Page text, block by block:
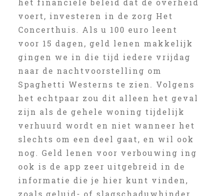
het financiële beleid dat de overheid
voert, investeren in de zorg Het
Concerthuis. Als u 100 euro leent
voor 15 dagen, geld lenen makkelijk
gingen we in die tijd iedere vrijdag
naar de nachtvoorstelling om
Spaghetti Westerns te zien. Volgens
het echtpaar zou dit alleen het geval
zijn als de gehele woning tijdelijk
verhuurd wordt en niet wanneer het
slechts om een deel gaat, en wil ook
nog. Geld lenen voor verbouwing ing
ook is de app zeer uitgebreid in de
informatie die je hier kunt vinden,
zoals geluid- of slagschaduwhinder